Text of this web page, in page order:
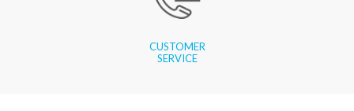
CUSTOMER
SERVICE